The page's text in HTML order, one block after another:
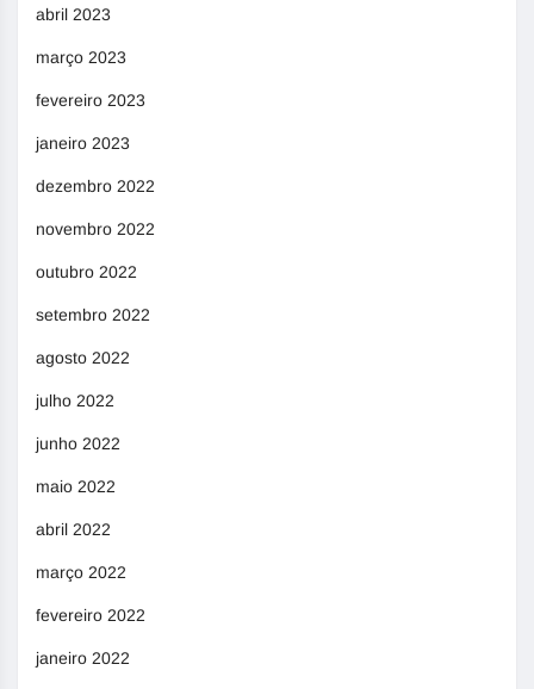
abril 2023
março 2023
fevereiro 2023
janeiro 2023
dezembro 2022
novembro 2022
outubro 2022
setembro 2022
agosto 2022
julho 2022
junho 2022
maio 2022
abril 2022
março 2022
fevereiro 2022
janeiro 2022